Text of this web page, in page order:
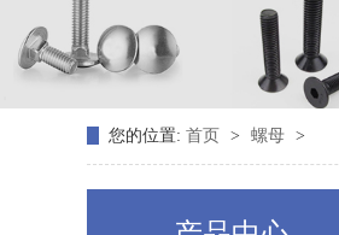
您的位置: 首页 > 螺母 >